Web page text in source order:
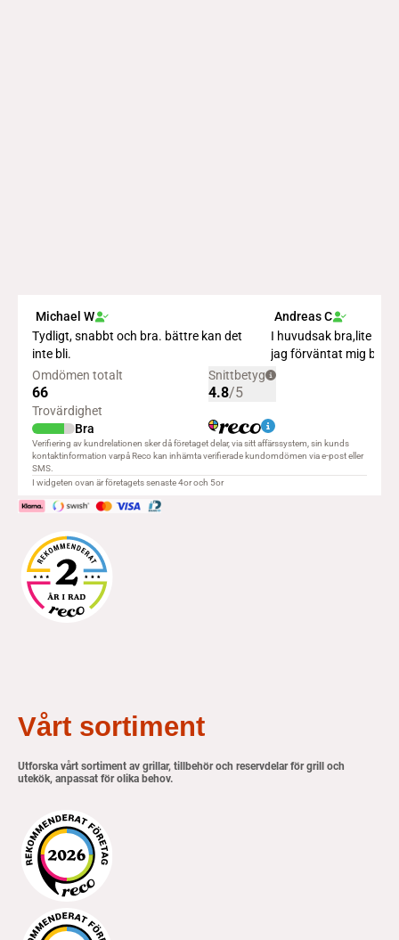
Vårt sortiment
Utforska vårt sortiment av grillar, tillbehör och reservdelar för grill och
utekök, anpassat för olika behov.